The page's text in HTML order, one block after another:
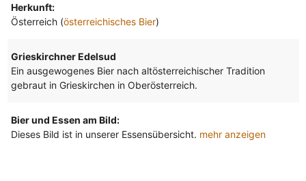
Herkunft:
Österreich (österreichisches Bier)
Grieskirchner Edelsud
Ein ausgewogenes Bier nach altösterreichischer Tradition
gebraut in Grieskirchen in Oberösterreich.
Bier und Essen am Bild:
Dieses Bild ist in unserer Essensübersicht. mehr anzeigen